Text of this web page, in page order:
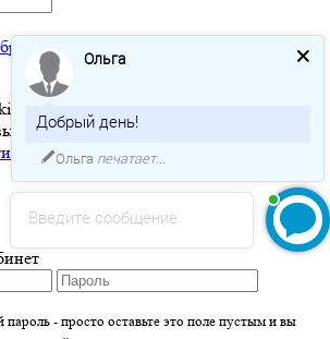
персональных данных
для хранения ваших данных. Нажимая
соглашаетесь сполитикой
и разрешаете нам работать с вашими
- просто оставьте это поле пустым и вы
Введите сообщение
Ольга
Добрый день!
Ольга печатает...